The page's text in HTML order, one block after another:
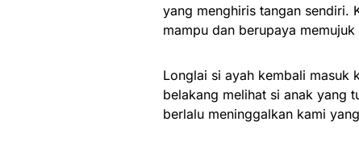
yang menghiris tangan sendiri.
mampu dan berupaya
Longlai si ayah kembali masuk
belakang melihat si anak yang
berlalu meninggalkan kami